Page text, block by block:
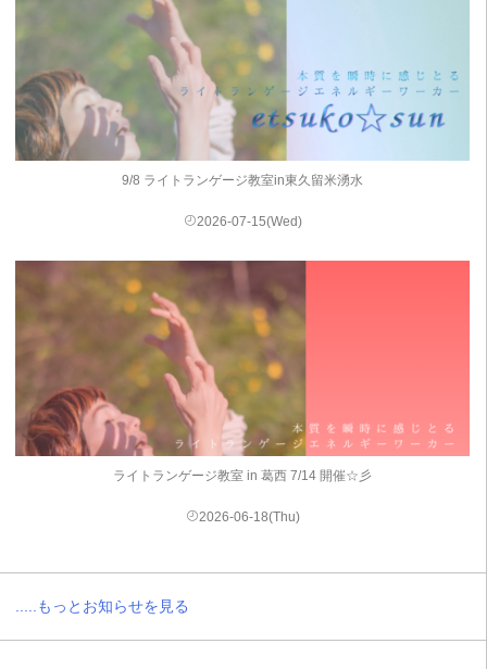
9/8 ライトランゲージ教室in東久留米湧水
2026-07-15(Wed)
ライトランゲージ教室 in 葛西 7/14 開催☆彡
2026-06-18(Thu)
.....もっとお知らせを見る